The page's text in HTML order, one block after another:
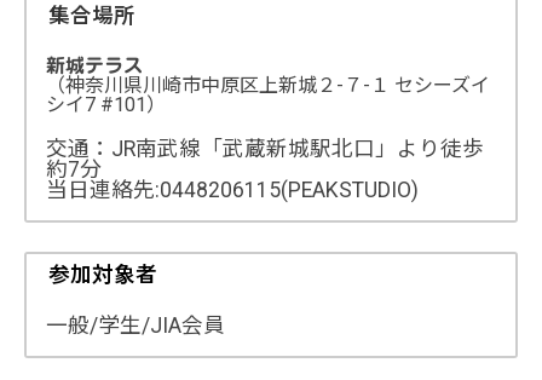
集合場所
新城テラス
（神奈川県川崎市中原区上新城２-７-１ セシーズイ
シイ7 #101）
交通：JR南武線「武蔵新城駅北口」より徒歩
約7分
当日連絡先:0448206115(PEAKSTUDIO)
参加対象者
一般/学生/JIA会員